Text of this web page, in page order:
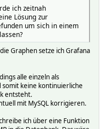
fc0_02_startsAt
fc0_02_tax
fc0_02_total
fc0_03_startsAt
fc0_03_tax
fc0_03_total
ich zeitnah
Lösung zur
um sich in einem
Graphen setze ich Grafana
alle einzeln als
keine kontinuierliche
entsteht.
mit MySQL korrigieren.
ich über eine Funktion